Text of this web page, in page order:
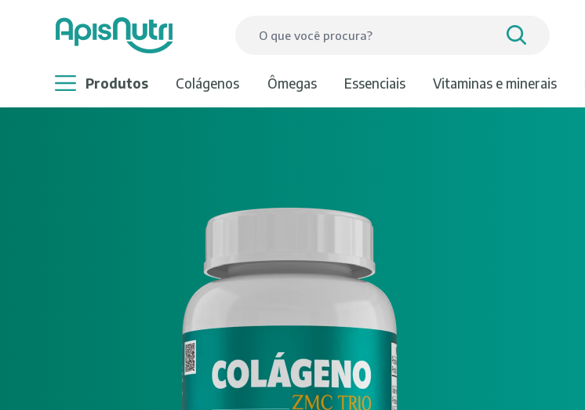
produtos colágenos ômegas essenciais vitaminas e minerais